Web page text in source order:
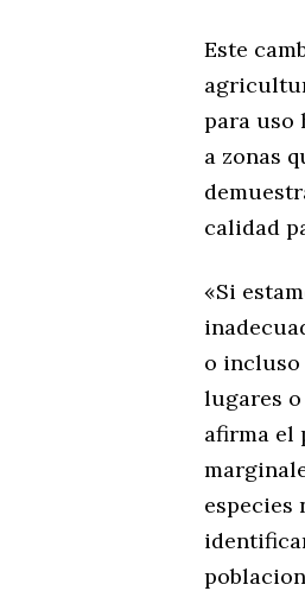
Este
para uso
a zonas
calidad
«Si
o incluso
lugares
afirma el
especies